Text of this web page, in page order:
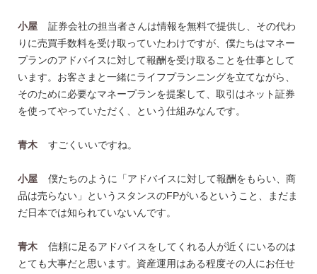
小屋
証券会社の担当者さんは情報を無料で提供し、その代わ
りに売買手数料を受け取っていたわけですが、僕たちはマネー
プランのアドバイスに対して報酬を受け取ることを仕事として
います。お客さまと一緒にライフプランニングを立てながら、
そのために必要なマネープランを提案して、取引はネット証券
を使ってやっていただく、という仕組みなんです。
青木 すごくいいですね。
小屋
僕たちのように「アドバイスに対して報酬をもらい、商
品は売らない」というスタンスのFPがいるということ、まだま
だ日本では知られていないんです。
青木
信頼に足るアドバイスをしてくれる人が近くにいるのは
とても大事だと思います。資産運用はある程度その人にお任せ